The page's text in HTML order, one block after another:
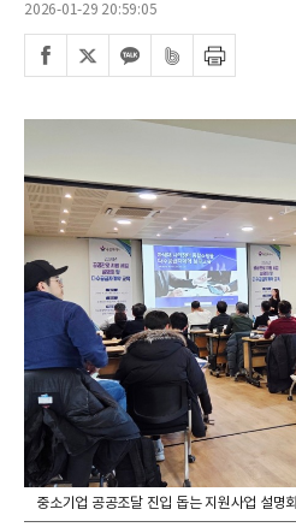
2026-01-29 20:59:05
중소기업 공공조달 진입 돕는 지원사업 설명회